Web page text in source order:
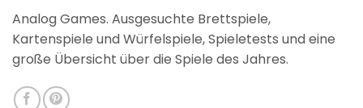
Analog Games. Ausgesuchte Brettspiele,
Kartenspiele und Würfelspiele, Spieletests und eine
große Übersicht über die Spiele des Jahres.